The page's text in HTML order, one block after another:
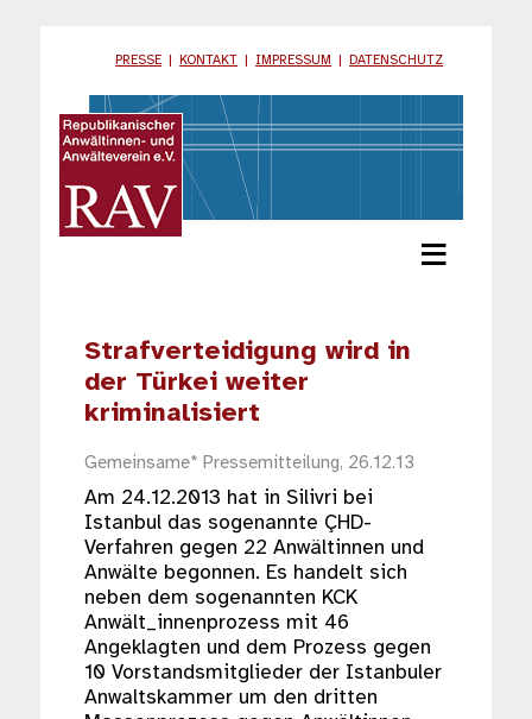
PRESSE KONTAKT |IMPRESSUM DATENSCHUTZ
≡
Strafverteidigung wird in
der Türkei weiter
kriminalisiert
Gemeinsame* Pressemitteilung, 26.12.13
Am 24.12.2013 hat in Silivri bei
Istanbul das sogenannte ÇHD-
Verfahren gegen 22 Anwältinnen und
Anwälte begonnen. Es handelt sich
neben dem sogenannten KCK
Anwält_innenprozess mit 46
Angeklagten und dem Prozess gegen
10 Vorstandsmitglieder der Istanbuler
Anwaltskammer um den dritten